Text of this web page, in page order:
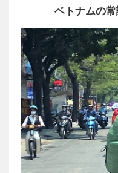
ベトナムの